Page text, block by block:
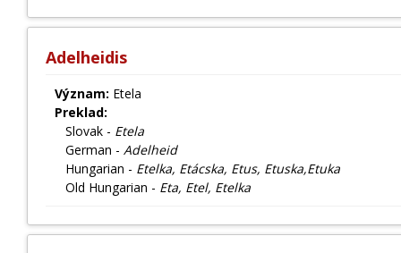
Adelheidis
Význam: Etela
Preklad:
Slovak - Etela
German - Adelheid
Hungarian - Etelka, Etácska, Etus, Etuska,Etuka
Old Hungarian - Eta, Etel, Etelka